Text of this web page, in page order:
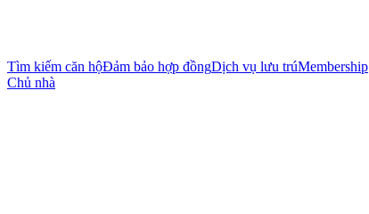
Tìm kiếm căn hộĐảm bảo hợp đồngDịch vụ lưu trúMembership
Chủ nhà